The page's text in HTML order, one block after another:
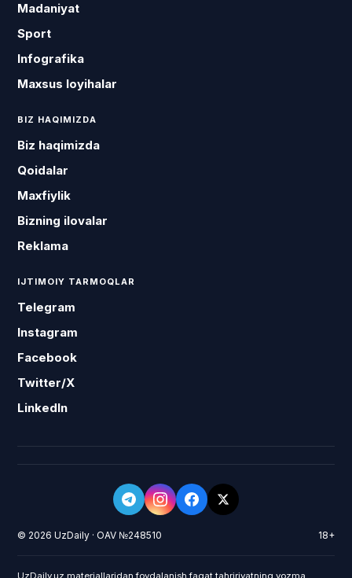
Madaniyat
Sport
Infografika
Maxsus loyihalar
BIZ HAQIMIZDA
Biz haqimizda
Qoidalar
Maxfiylik
Bizning ilovalar
Reklama
IJTIMOIY TARMOQLAR
Telegram
Instagram
Facebook
Twitter/X
LinkedIn
© 2026 UzDaily · OAV №248510 18+
UzDaily.uz materiallaridan foydalanish faqat tahririyatning yozma